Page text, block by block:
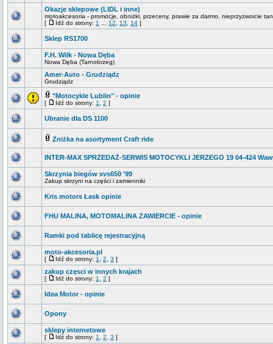
Okazje sklepowe (LIDL i inne)
motoakcesoria - promocje, obniżki, przeceny, prawie za darmo, nieprzyzwoicie
[
Idź do strony: 1 12 13 14 ]
Sklep RS1700
F.H. Wilk - Nowa Dęba
Nowa Dęba (Tarnobrzeg)
Amer-Auto - Grudziądz
Grudziądz
"Motocykle Lublin" - opinie
[ Idź do strony: 1 2 ]
Ubranie dla DS 1100
Zniżka na asortyment Craft ride
INTER-MAX SPRZEDAŻ-SERWIS MOTOCYKLI JERZEGO 19 04-424
Skrzynia biegów xvs650 '99
Zakup skrzyni na części i zamienniki
Kris motors Łask opinie
FHU MALINA, MOTOMALINA ZAWIERCIE - opinie
Ramki pod tablicę rejestracyjną
moto-akcesoria.pl
[ Idź do strony: 1 2 3 ]
zakup częsci w innych krajach
[ Idź do strony: 1 2 ]
Idea Motor - opinie
Opony
sklepy internetowe
[ Idź do strony: 1 2 3 ]